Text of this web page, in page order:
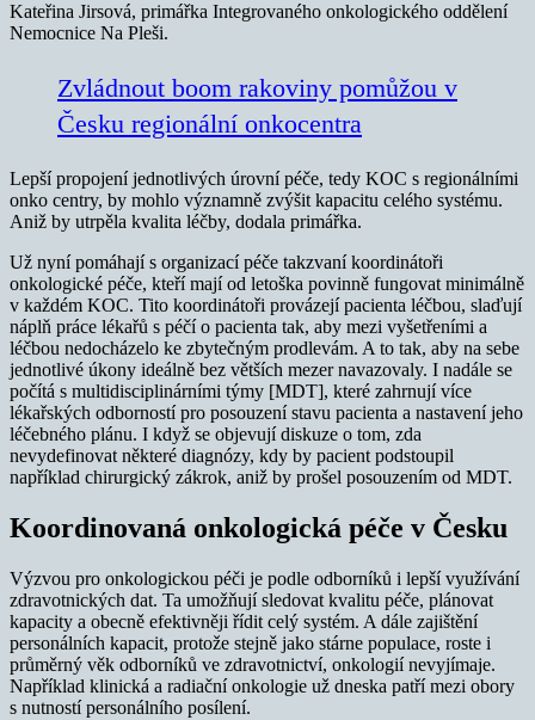
Kateřina Jirsová, primářka Integrovaného onkologického oddělení
Nemocnice Na Pleši.
Zvládnout boom rakoviny pomůžou v
Česku regionální onkocentra
Lepší propojení jednotlivých úrovní péče, tedy KOC s regionálními
onko centry, by mohlo významně zvýšit kapacitu celého systému.
Aniž by utrpěla kvalita léčby, dodala primářka.
Už nyní pomáhají s organizací péče takzvaní koordinátoři
onkologické péče, kteří mají od letoška povinně fungovat minimálně
v každém KOC. Tito koordinátoři provázejí pacienta léčbou, slaďují
náplň práce lékařů s péčí o pacienta tak, aby mezi vyšetřeními a
léčbou nedocházelo ke zbytečným prodlevám. A to tak, aby na sebe
jednotlivé úkony ideálně bez větších mezer navazovaly. I nadále se
počítá s multidisciplinárními týmy [MDT], které zahrnují více
lékařských odborností pro posouzení stavu pacienta a nastavení jeho
léčebného plánu. I když se objevují diskuze o tom, zda
nevydefinovat některé diagnózy, kdy by pacient podstoupil
například chirurgický zákrok, aniž by prošel posouzením od MDT.
Koordinovaná onkologická péče v Česku
Výzvou pro onkologickou péči je podle odborníků i lepší využívání
zdravotnických dat. Ta umožňují sledovat kvalitu péče, plánovat
kapacity a obecně efektivněji řídit celý systém. A dále zajištění
personálních kapacit, protože stejně jako stárne populace, roste i
průměrný věk odborníků ve zdravotnictví, onkologií nevyjímaje.
Například klinická a radiační onkologie už dneska patří mezi obory
s nutností personálního posílení.